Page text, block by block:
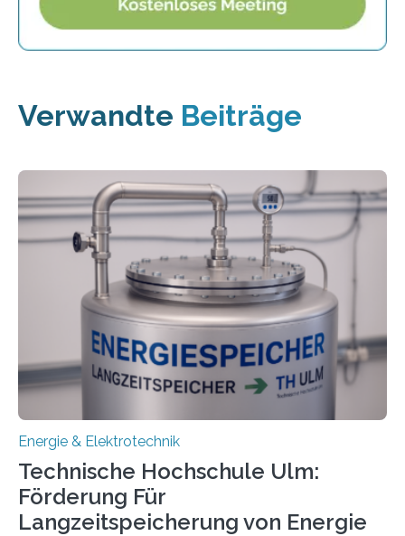
Verwandte Beiträge
Energie & Elektrotechnik
Technische Hochschule Ulm:
Förderung Für
Langzeitspeicherung von Energie